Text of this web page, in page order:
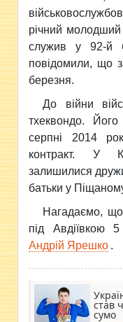
річний
служив у 92-й
повідомили, що
березня.
До війни
тхеквондо.
серпні 2014
контракт. У
залишилися
батьки у
Нагадаємо, що
під Авдіївкою
Андрій Ярешко .
став
сумо